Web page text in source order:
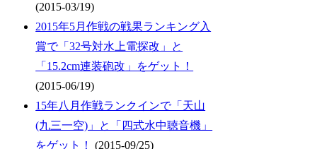
(2015-03/19)
2015年5月作戦の戦果ランキング入
賞で「32号対水上電探改」と
「15.2cm連装砲改」をゲット！
(2015-06/19)
15年八月作戦ランクインで「天山
(九三一空)」と「四式水中聴音機」
をゲット！
(2015-09/25)